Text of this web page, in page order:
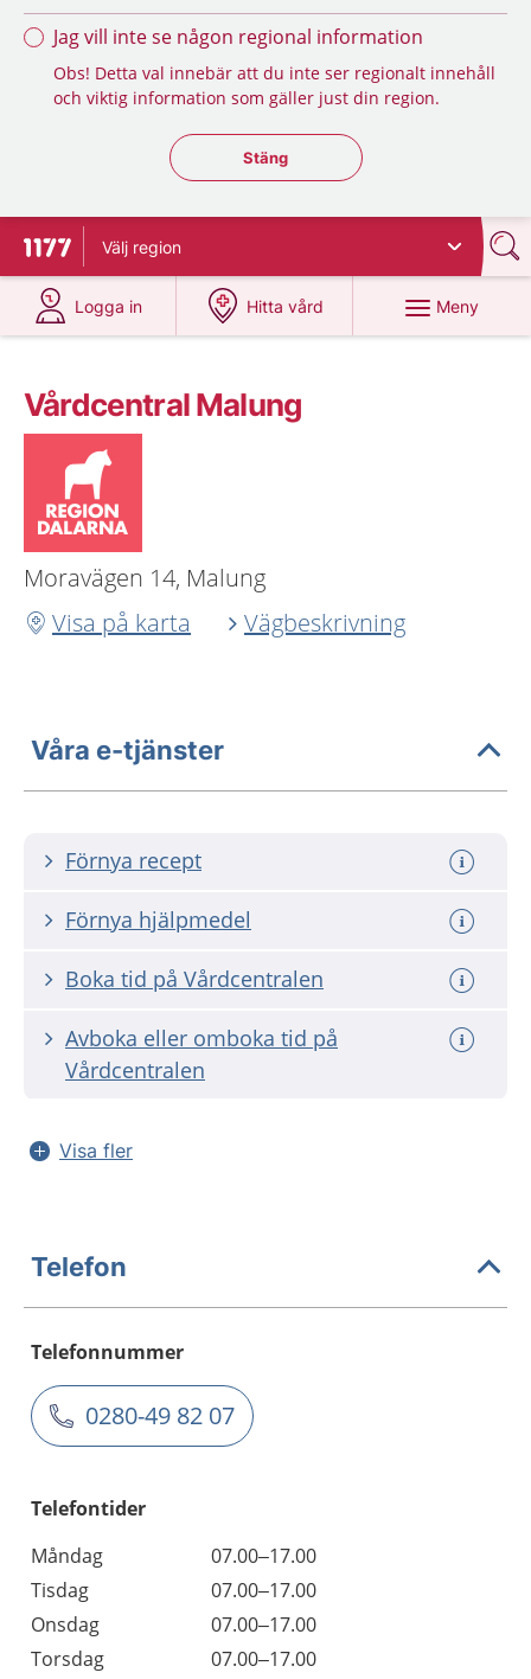
Jag vill inte se någon regional information
Obs! Detta val innebär att du inte ser regionalt innehåll
och viktig information som gäller just din region.
Stäng regionsväljaren
Stäng
Till startsidan för 1177
Välj region
Logga in
på 1177.se
Hitta vård
på 1177.se
Meny
Vårdcentral Malung
Moravägen 14, Malung
Visa på karta
Vägbeskrivning
Våra e-tjänster
Förnya recept
Förnya hjälpmedel
Boka tid på Vårdcentralen
Avboka eller omboka tid på
Vårdcentralen
Visa fler
Telefon
Telefonnummer
0280-49 82 07
Telefontider
Måndag
07.00–17.00
Tisdag
07.00–17.00
Onsdag
07.00–17.00
Torsdag
07.00–17.00